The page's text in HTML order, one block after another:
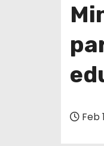
Feb